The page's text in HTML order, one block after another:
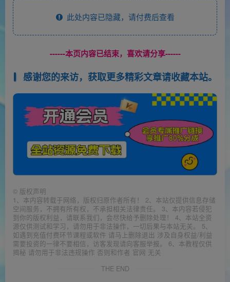
此处内容已隐藏，请付费后查看
------本页内容已结束，喜欢请分享------
感谢您的来访，获取更多精彩文章请收藏本站。
© 版权声明
1、本内容转载于网络，版权归原作者所有！ 2、本站仅提供信息存储
空间服务，不拥有所有权，不承担相关法律责任。 3、本内容若侵犯
到你的版权利益，请联系我们，会尽快给予删除处理！ 4、本站全资
源仅供测试和学习，请勿用于非法操作，一切后果与本站无关。 5、
如遇到充值付费环节课程或软件 请马上删除退出 涉及自身权益/利益
需要投资的一律不要相信，访客发现请向客服举报。 6、本教程仅供
揭秘 请勿用于非法违规操作 否则和作者 官网 无关
THE END